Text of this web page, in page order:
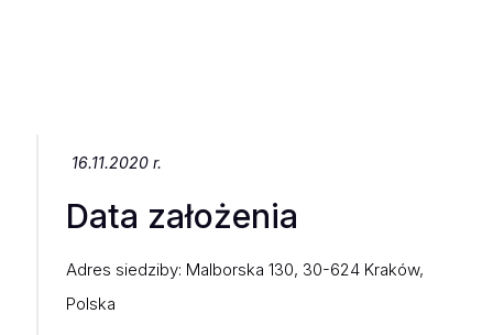
16.11.2020 r.
Data założenia
Adres siedziby: Malborska 130, 30-624 Kraków,
Polska